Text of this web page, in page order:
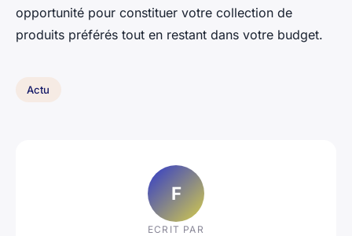
opportunité pour constituer votre collection de
produits préférés tout en restant dans votre budget.
Actu
F
ECRIT PAR